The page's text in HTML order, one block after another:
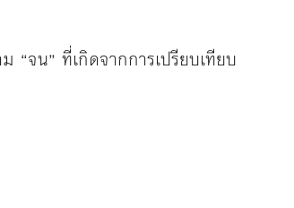
“จน” ที่เกิดจากการเปรียบเทียบ